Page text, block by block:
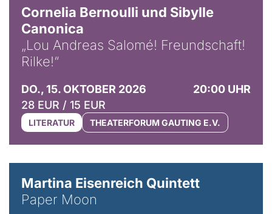
Cornelia Bernoulli und Sibylle
Canonica
„Lou Andreas Salomé! Freundschaft!
Rilke!“
DO., 15. OKTOBER 2026
20:00 UHR
28 EUR / 15 EUR
LITERATUR THEATERFORUM GAUTING E.V.
Martina Eisenreich Quintett
Paper Moon